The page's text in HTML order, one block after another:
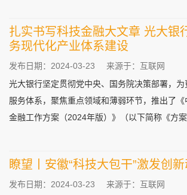
扎实书写科技金融大文章 光大银
务现代化产业体系建设
发布日期：2024-03-23
来源于：互联网
光大银行坚定贯彻党中央、国务院决策部署，
服务体系，聚焦重点领域和薄弱环节，推出了
金融工作方案（2024年版）》（以下简称《方案
瞭望丨安徽“科技大包干”激发创
发布日期：2024-03-23
来源于：互联网